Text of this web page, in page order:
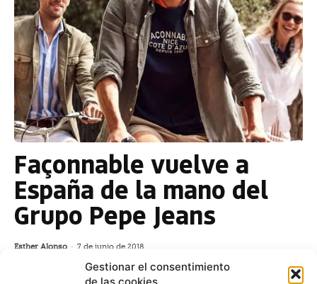
Gestionar el consentimiento
Façonnable vuelve a
España de la mano del
Grupo Pepe Jeans
Esther Alonso - 7 de junio de 2018
El Grupo Pepe Jeans recupera para España la
firma mítica Façonnable, que seis décadas